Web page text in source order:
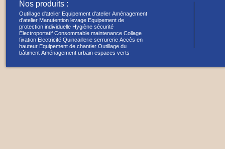
Nos produits :
Outillage d'atelier Equipement d'atelier Aménagement
d'atelier Manutention levage Equipement de
protection individuelle Hygiène sécurité
Électroportatif Consommable maintenance Collage
fixation Electricité Quincaillerie serrurerie Accès en
hauteur Equipement de chantier Outillage du
bâtiment Aménagement urbain espaces verts